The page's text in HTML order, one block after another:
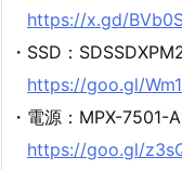
https://x.gd/
・SSD：
https://goo.gl/
・電源：MPX-
https://goo.gl/